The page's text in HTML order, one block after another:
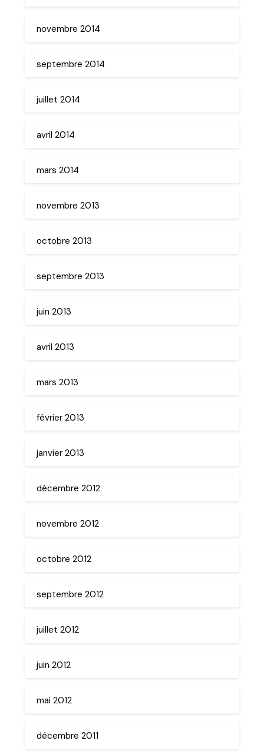
novembre 2014
septembre 2014
juillet 2014
avril 2014
mars 2014
novembre 2013
octobre 2013
septembre 2013
juin 2013
avril 2013
mars 2013
février 2013
janvier 2013
décembre 2012
novembre 2012
octobre 2012
septembre 2012
juillet 2012
juin 2012
mai 2012
décembre 2011